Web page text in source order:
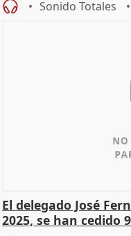
Sonido Totales
El delegado José
2025, se han cedido